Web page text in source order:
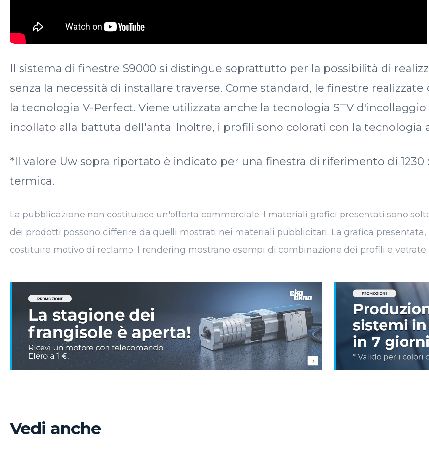
Il sistema di finestre S9000 si distingue soprattutto per la possibilità di
senza la necessità di installare traverse. Come standard, le finestre
la tecnologia V-Perfect. Viene utilizzata anche la tecnologia STV
incollato alla battuta dell'anta. Inoltre, i profili sono colorati con la tecnologia
*Il valore Uw sopra riportato è indicato per una finestra di riferimento di
termica.
La pubblicazione non costituisce un'offerta commerciale. I materiali grafici presentati sono
dei prodotti possono differire da quelli mostrati nei materiali pubblicitari. La grafica
costituire motivo di reclamo. I rendering mostrano esempi di combinazione dei profili e vetrate.
Vedi anche